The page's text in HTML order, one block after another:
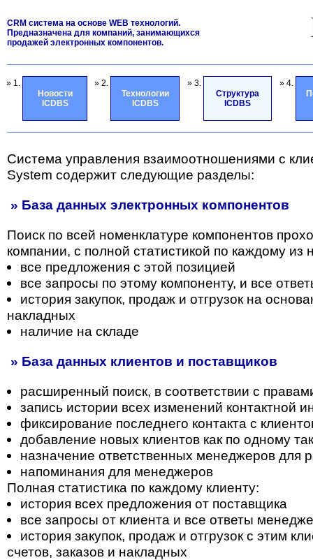
CRM система на основе WEB технологий.
Предназначена для компаний, занимающихся
продажей электронных компонентов.
» 1.
Новости
ICDBS
» 2.
Технологии
ICDBS
» 3.
Структура
ICDBS
» 4.
Система управления взаимоотношениями с
System содержит следующие разделы:
» База данных электронных компонентов
Поиск по всей номенклатуре компонентов
компании, с полной статистикой по каждому из
все предложения с этой позицией
все запросы по этому компоненту, и все
история закупок, продаж и отгрузок на
накладных
наличие на складе
» База данных клиентов и поставщиков
расширенный поиск, в соответствии с
запись истории всех изменений контактной
фиксирование последнего контакта с
добавление новых клиентов как по одному
назначение ответственных менеджеров для
напоминания для менеджеров
Полная статистика по каждому клиенту:
история всех предложения от поставщика
все запросы от клиента и все ответы
история закупок, продаж и отгрузок с этим
счетов, заказов и накладных